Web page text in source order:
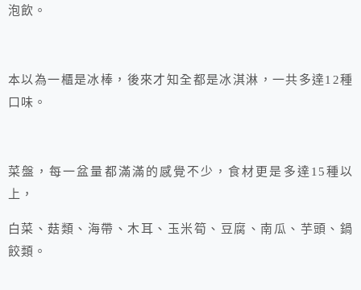
泡飲。
本以為一櫃是冰棒，後來才知全都是冰淇淋，一共多達12種
口味。
菜盤，每一盆量都滿滿的感覺不少，食材更是多達15種以
上，
白菜、菇類、海帶、木耳、玉米筍、豆腐、南瓜、芋頭、鍋
餃類。